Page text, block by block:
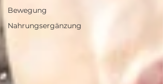
Bewegung
Nahrungsergänzung